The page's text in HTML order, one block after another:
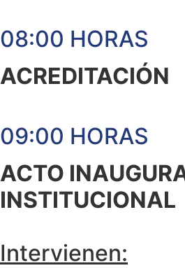
08:00 HORAS
ACREDITACIÓN
09:00 HORAS
ACTO
INSTITUCIONAL
Intervienen: